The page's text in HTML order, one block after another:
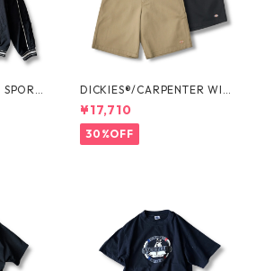
DICKIES®/CARPENTER WIDE
SHORTS -SEDAN ALL-PURPO
SE-
¥17,710
30%OFF